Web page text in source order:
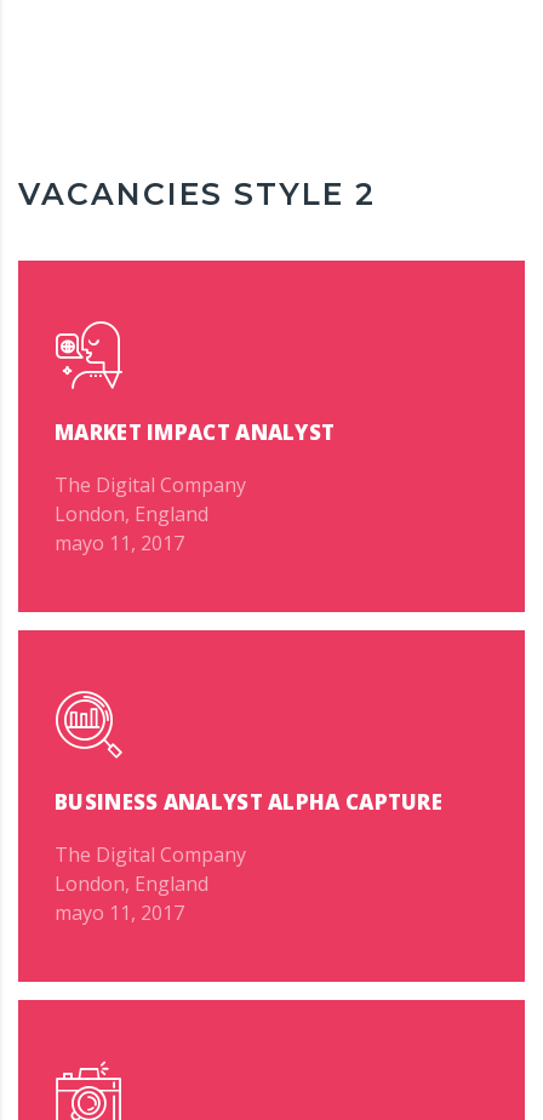
VACANCIES STYLE 2
MARKET IMPACT ANALYST
The Digital Company
London, England
mayo 11, 2017
BUSINESS ANALYST ALPHA CAPTURE
The Digital Company
London, England
mayo 11, 2017